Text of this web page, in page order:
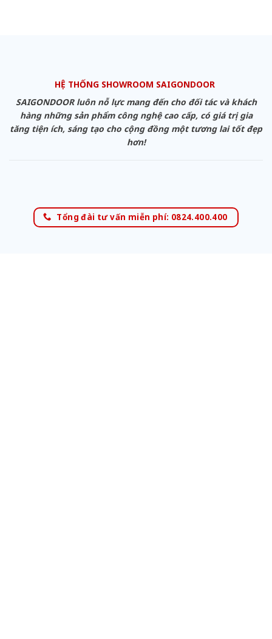
HỆ THỐNG SHOWROOM SAIGONDOOR
SAIGONDOOR luôn nỗ lực mang đến cho đối tác và khách
hàng những sản phẩm công nghệ cao cấp, có giá trị gia
tăng tiện ích, sáng tạo cho cộng đồng một tương lai tốt đẹp
hơn!
Tổng đài tư vấn miễn phí: 0824.400.400